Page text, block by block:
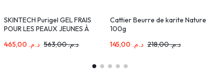
SKINTECH Purigel GEL FRAIS
POUR LES PEAUX JEUNES À
د.م. د.م.563,00
Cattier Beurre de karite Nature
100g
د.م.
د.م.218,00